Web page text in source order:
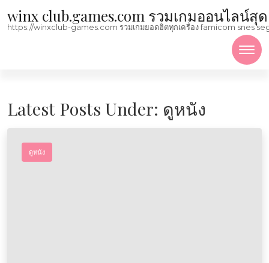
winx club.games.com รวมเกมออนไลน์สุ
https://winxclub-games.com รวมเกมยอดฮิตทุกเครื่อง famicom snes
Latest Posts Under: ดูหนัง
ดูหนัง